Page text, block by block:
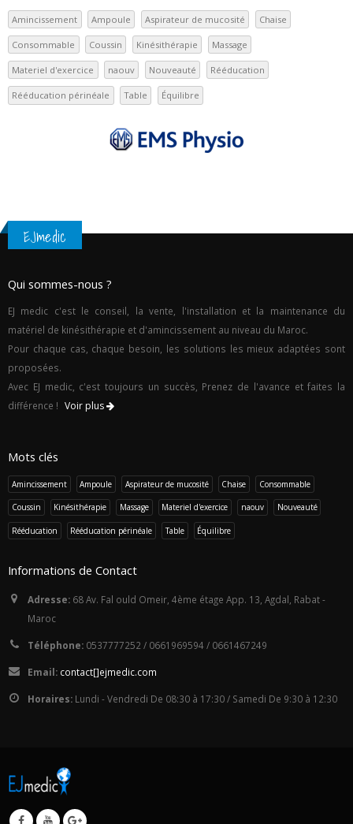
Amincissement Ampoule Aspirateur de mucosité Chaise
Consommable Coussin Kinésithérapie Massage
Materiel d'exercice naouv Nouveauté Rééducation
Rééducation périnéale Table Équilibre
EJmedic
Qui sommes-nous ?
EJ medic c'est le conseil, la vente, l'installation et la maintenance du
matériel de kinésithérapie et d'amincissement au niveau du Maroc.
Pour chaque cas, chaque besoin, les solutions les mieux adaptées sont
proposées.
Avec EJ medic, c'est toujours un succès, Prenez de l'avance et faites la
différence ! Voir plus
Mots clés
Amincissement Ampoule Aspirateur de mucosité Chaise Consommable
Coussin Kinésithérapie Massage Materiel d'exercice naouv Nouveauté
Rééducation Rééducation périnéale Table Équilibre
Informations de Contact
Adresse: 68 Av. Fal ould Omeir, 4ème étage App. 13, Agdal, Rabat -
Maroc
Téléphone: 0537777252 / 0661969594 / 0661467249
Email: contact[]ejmedic.com
Horaires: Lundi - Vendredi De 08:30 à 17:30 / Samedi De 9:30 à 12:30